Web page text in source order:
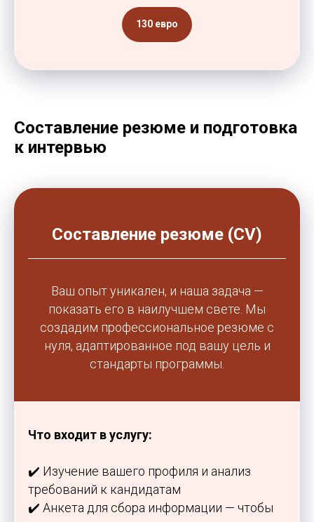
130 евро
Составление резюме и подготовка
к интервью
Составление резюме (CV)
Ваш опыт уникален, и наша задача —
показать его в наилучшем свете. Мы
создадим профессиональное резюме с
нуля, адаптированное под вашу цель и
стандарты программы.
Что входит в услугу:
✔️ Изучение вашего профиля и анализ
требований к кандидатам
✔️ Анкета для сбора информации — чтобы
Ваш номер телефона
Ваш email
обработки персональных данных